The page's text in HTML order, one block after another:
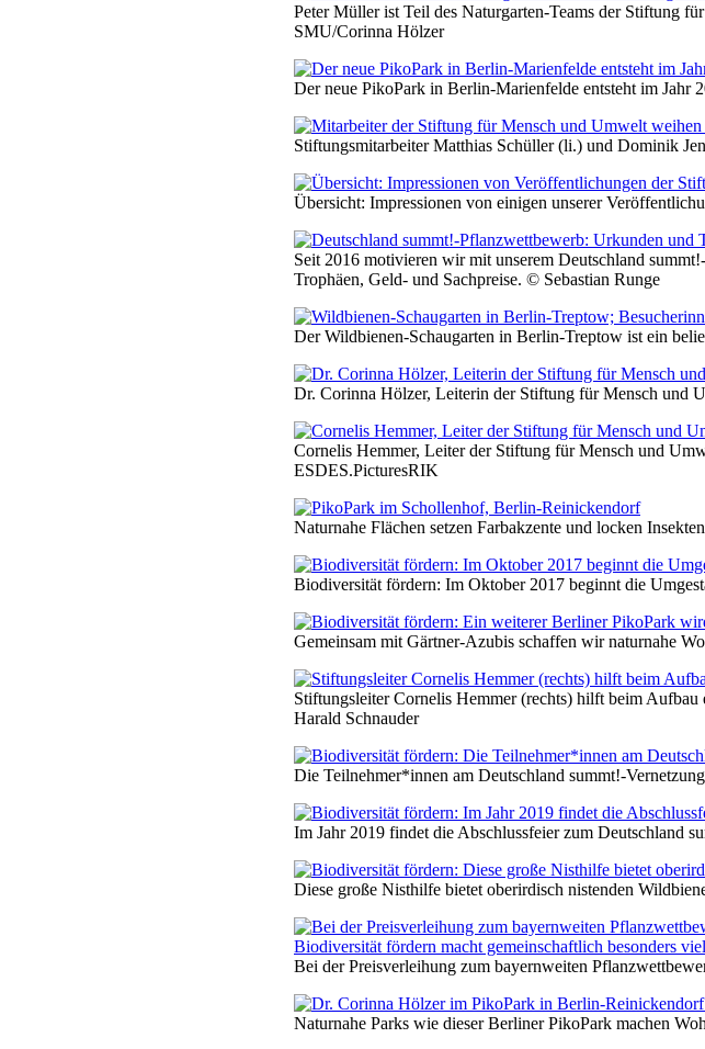
Peter Müller ist Teil des Naturgarten-Teams der Stiftung
SMU/Corinna Hölzer
Der neue PikoPark in Berlin-Marienfelde entsteht im Jahr
Stiftungsmitarbeiter Matthias Schüller (li.) und Dominik
Übersicht: Impressionen von einigen unserer
Seit 2016 motivieren wir mit unserem Deutschland
Trophäen, Geld- und Sachpreise. © Sebastian Runge
Der Wildbienen-Schaugarten in Berlin-Treptow ist ein
Dr. Corinna Hölzer, Leiterin der Stiftung für Mensch und
Cornelis Hemmer, Leiter der Stiftung für Mensch und
ESDES.PicturesRIK
Naturnahe Flächen setzen Farbakzente und locken
Biodiversität fördern: Im Oktober 2017 beginnt die
Gemeinsam mit Gärtner-Azubis schaffen wir naturnahe
Stiftungsleiter Cornelis Hemmer (rechts) hilft beim
Harald Schnauder
Die Teilnehmer*innen am Deutschland summt!-
Im Jahr 2019 findet die Abschlussfeier zum Deutschland
Diese große Nisthilfe bietet oberirdisch nistenden
Bei der Preisverleihung zum bayernweiten
Naturnahe Parks wie dieser Berliner PikoPark machen